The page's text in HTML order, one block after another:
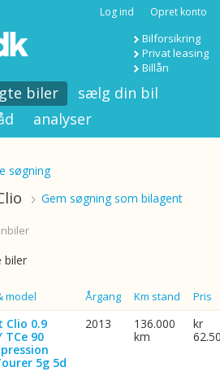
Log ind Opret konto
Bilforsikring
Privat leasing
Billån
biler
sælg din bil
analyser
søgning
Gem søgning som bilagent
biler
model Årgang Km stand Pris
Clio 0.9
TCe 90
5g 5d
2013
136.000
km
kr